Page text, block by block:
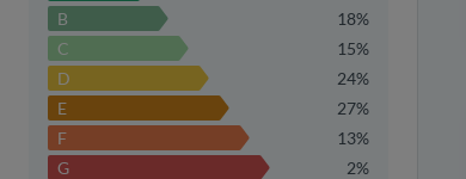
B
18%
C
15%
D
24%
E
27%
F
13%
G
2%